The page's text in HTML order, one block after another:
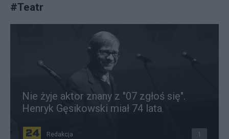
#Teatr
Nie żyje aktor znany z "07 zgłoś się".
Henryk Gęsikowski miał 74 lata
Redakcja 1